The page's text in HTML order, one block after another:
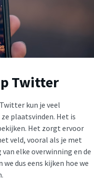
Twitter
kun je veel
plaatsvinden. Het is
Het zorgt ervoor
veld, vooral als je met
elke overwinning en de
dus eens kijken hoe we